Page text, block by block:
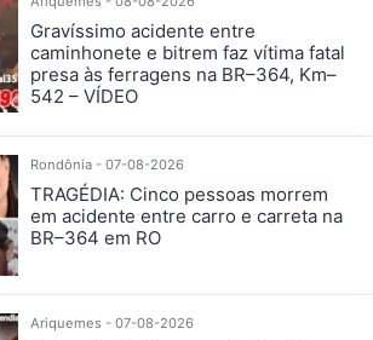
Gravíssimo acidente entre
caminhonete e bitrem faz vítima fatal
presa às ferragens na BR–364, Km–
542 – VÍDEO
Rondônia - 07-08-2026
TRAGÉDIA: Cinco pessoas morrem
em acidente entre carro e carreta na
BR–364 em RO
Ariquemes - 07-08-2026